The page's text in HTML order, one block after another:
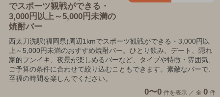
でスポーツ観戦ができる・
3,000円以上～5,000円未満の
焼酎バー
西太刀洗駅(福岡県)周辺1kmでスポーツ観戦ができる・3,000円以
上～5,000円未満のおすすめ焼酎バー。ひとり飲み、デート、隠れ
家的フンイキ、夜景が楽しめるバーなど、タイプや特徴・雰囲気、
ご予算の条件に合わせて絞り込むこともできます。素敵なバーで、
至福の時間を楽しんでください。
0〜0 件を表示 ／ 全 0 件